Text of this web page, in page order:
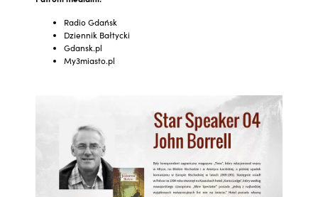
Radio Gdańsk
Dziennik Bałtycki
Gdansk.pl
My3miasto.pl